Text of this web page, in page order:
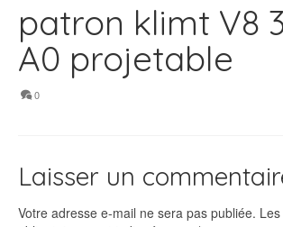
patron klimt V8
A0 projetable
0
Laisser un
Votre adresse e-mail ne sera pas publiée.